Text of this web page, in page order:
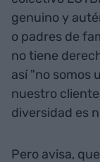
genuino y
o padres de
no tiene
así "no somos
nuestro
diversidad es
Pero avisa,